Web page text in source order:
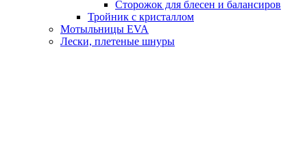
Сторожок для блесен и балансиров
Тройник с кристаллом
Мотыльницы EVA
Лески, плетеные шнуры